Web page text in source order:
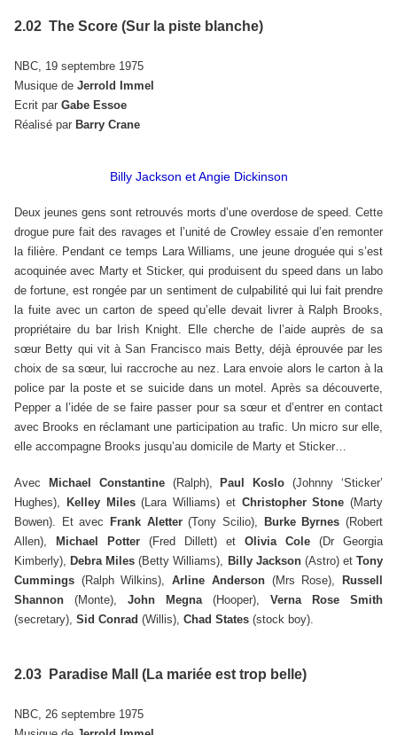
2.02 The Score (Sur la piste blanche)
NBC, 19 septembre 1975
Musique de Jerrold Immel
Ecrit par Gabe Essoe
Réalisé par Barry Crane
Billy Jackson et Angie Dickinson
Deux jeunes gens sont retrouvés morts d’une overdose de speed. Cette
drogue pure fait des ravages et l’unité de Crowley essaie d’en remonter
la filière. Pendant ce temps Lara Williams, une jeune droguée qui s’est
acoquinée avec Marty et Sticker, qui produisent du speed dans un labo
de fortune, est rongée par un sentiment de culpabilité qui lui fait prendre
la fuite avec un carton de speed qu’elle devait livrer à Ralph Brooks,
propriétaire du bar Irish Knight. Elle cherche de l’aide auprès de sa
sœur Betty qui vit à San Francisco mais Betty, déjà éprouvée par les
choix de sa sœur, lui raccroche au nez. Lara envoie alors le carton à la
police par la poste et se suicide dans un motel. Après sa découverte,
Pepper a l’idée de se faire passer pour sa sœur et d’entrer en contact
avec Brooks en réclamant une participation au trafic. Un micro sur elle,
elle accompagne Brooks jusqu’au domicile de Marty et Sticker…
Avec Michael Constantine (Ralph), Paul Koslo(Johnny ‘Sticker’
Hughes),
Kelley Miles(Lara Williams) et Christopher Stone (Marty
Bowen). Et avec
Frank Aletter(Tony Scilio), Burke Byrnes(Robert
Allen),
Michael Potter (Fred Dillett) et Olivia Cole (Dr Georgia
Kimberly), Debra Miles(Betty Williams), Billy Jackson (Astro) etTony
Cummings (Ralph Wilkins),Arline Anderson (Mrs Rose),
Russell
Shannon (Monte), John Megna (Hooper), Verna Rose Smith
(secretary), Sid Conrad (Willis), Chad States (stock boy).
2.03 Paradise Mall (La mariée est trop belle)
NBC, 26 septembre 1975